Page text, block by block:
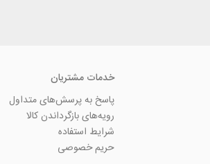
خدمات مشتریان
پاسخ به پرسش‌های متداول
رویه‌های بازگرداندن کالا
شرایط استفاده
حریم خصوصی